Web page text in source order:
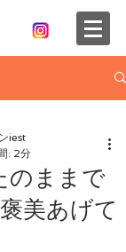
のままで
美あげて
iest
: 2分